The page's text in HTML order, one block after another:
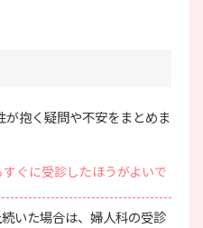
抱く疑問や不安をまとめま
ぐに受診したほうがよいで
いた場合は、婦人科の受診